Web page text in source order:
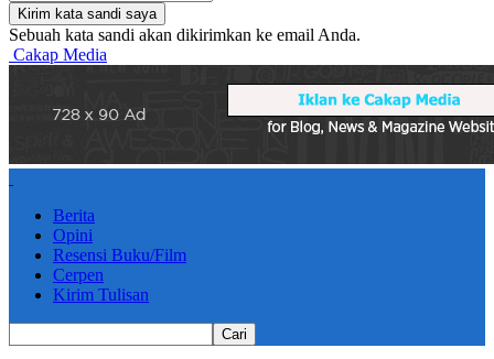
Sebuah kata sandi akan dikirimkan ke email Anda.
Cakap Media
Berita
Opini
Resensi Buku/Film
Cerpen
Kirim Tulisan